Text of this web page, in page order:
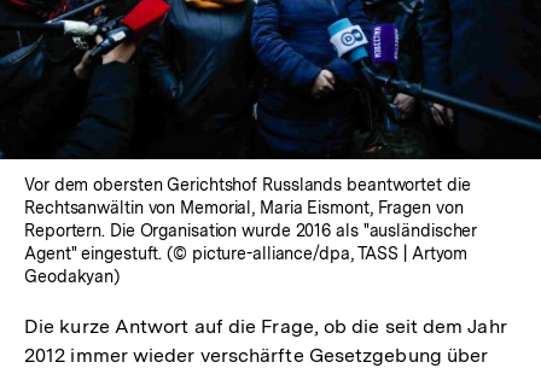
Vor dem obersten Gerichtshof Russlands beantwortet die
Rechtsanwältin von Memorial, Maria Eismont, Fragen von
Reportern. Die Organisation wurde 2016 als "ausländischer
Agent" eingestuft. (© picture-alliance/dpa, TASS | Artyom
Geodakyan)
Die kurze Antwort auf die Frage, ob die seit dem Jahr
2012 immer wieder verschärfte Gesetzgebung über